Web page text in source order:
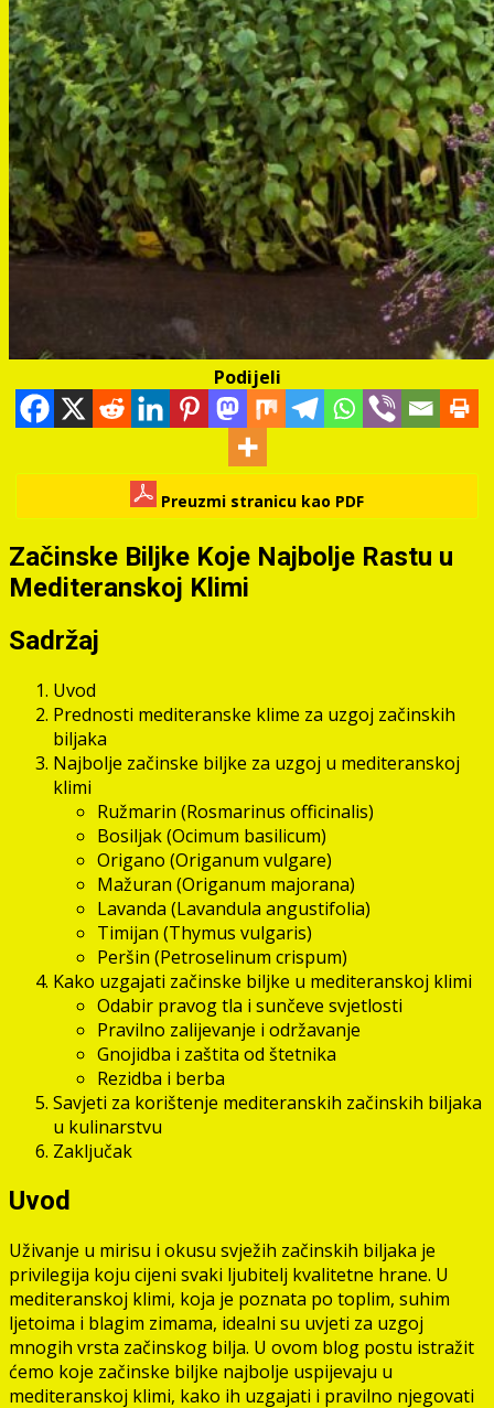
Podijeli
Preuzmi stranicu kao PDF
Začinske Biljke Koje Najbolje Rastu u
Mediteranskoj Klimi
Sadržaj
Uvod
Prednosti mediteranske klime za uzgoj začinskih
biljaka
Najbolje začinske biljke za uzgoj u mediteranskoj
klimi
Ružmarin (Rosmarinus officinalis)
Bosiljak (Ocimum basilicum)
Origano (Origanum vulgare)
Mažuran (Origanum majorana)
Lavanda (Lavandula angustifolia)
Timijan (Thymus vulgaris)
Peršin (Petroselinum crispum)
Kako uzgajati začinske biljke u mediteranskoj klimi
Odabir pravog tla i sunčeve svjetlosti
Pravilno zalijevanje i održavanje
Gnojidba i zaštita od štetnika
Rezidba i berba
Savjeti za korištenje mediteranskih začinskih biljaka
u kulinarstvu
Zaključak
Uvod
Uživanje u mirisu i okusu svježih začinskih biljaka je
privilegija koju cijeni svaki ljubitelj kvalitetne hrane. U
mediteranskoj klimi, koja je poznata po toplim, suhim
ljetoima i blagim zimama, idealni su uvjeti za uzgoj
mnogih vrsta začinskog bilja. U ovom blog postu istražit
ćemo koje začinske biljke najbolje uspijevaju u
mediteranskoj klimi, kako ih uzgajati i pravilno njegovati